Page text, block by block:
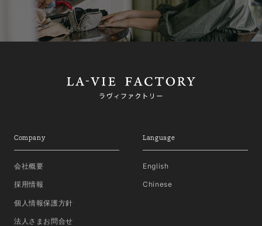
Company
会社概要
採用情報
個人情報保護方針
法人さまお問合せ
Language
English
Chinese